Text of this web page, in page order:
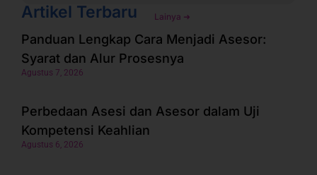
Artikel Terbaru Lainya ➜
Panduan Lengkap Cara Menjadi Asesor:
Syarat dan Alur Prosesnya
Agustus 7, 2026
Perbedaan Asesi dan Asesor dalam Uji
Kompetensi Keahlian
Agustus 6, 2026